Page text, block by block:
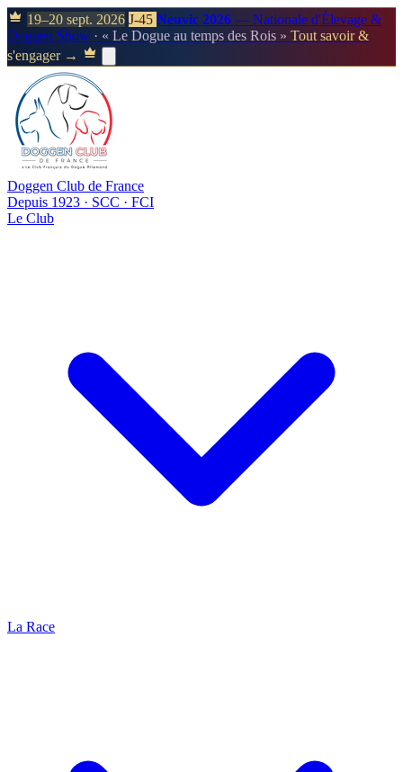
19–20 sept. 2026 J-45 Neuvic 2026 — Nationale d'Élevage &
Doggen Show · « Le Dogue au temps des Rois » Tout savoir &
s'engager →
Doggen Club de France
Depuis 1923 · SCC · FCI
Le Club
La Race